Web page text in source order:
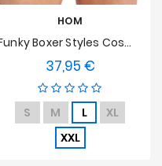
HOM
Funky Boxer Styles Cosmic Trip HOM Limited Edition
37,95 €Preis
S M L
XL
XXL